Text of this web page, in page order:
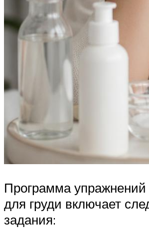
Программа упражнений
для груди включает
задания: